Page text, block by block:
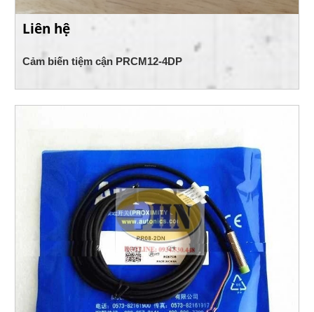
Liên hệ
Cảm biến tiệm cận PRCM12-4DP